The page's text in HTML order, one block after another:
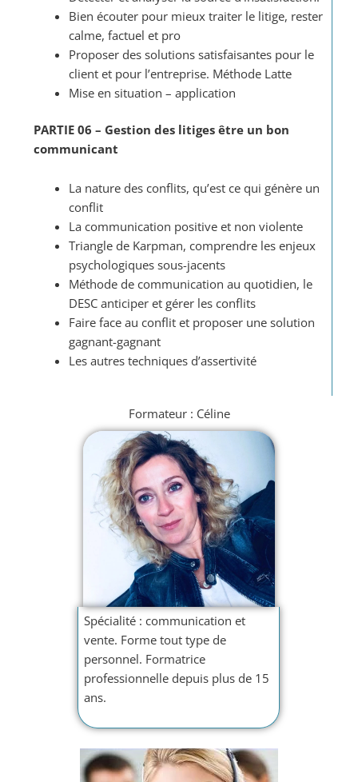
Bien écouter pour mieux traiter le litige, rester
calme, factuel et pro
Proposer des solutions satisfaisantes pour le
client et pour l’entreprise. Méthode Latte
Mise en situation – application
PARTIE 06 – Gestion des litiges être un bon
communicant
La nature des conflits, qu’est ce qui génère un
conflit
La communication positive et non violente
Triangle de Karpman, comprendre les enjeux
psychologiques sous-jacents
Méthode de communication au quotidien, le
DESC anticiper et gérer les conflits
Faire face au conflit et proposer une solution
gagnant-gagnant
Les autres techniques d’assertivité
Formateur : Céline
Spécialité : communication et
vente. Forme tout type de
personnel. Formatrice
professionnelle depuis plus de 15
ans.